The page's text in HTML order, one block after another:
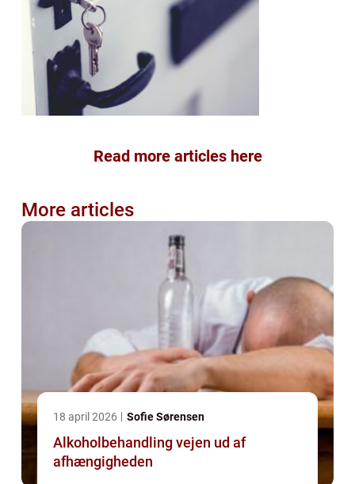
Read more articles here
More articles
18 april 2026 Sofie Sørensen
Alkoholbehandling vejen ud af
afhængigheden